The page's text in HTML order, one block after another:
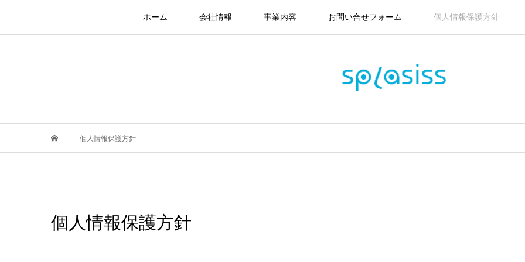
ホーム 会社情報 事業内容 お問い合せフォーム 個人情報保護方針
個人情報保護方針
個人情報保護方針